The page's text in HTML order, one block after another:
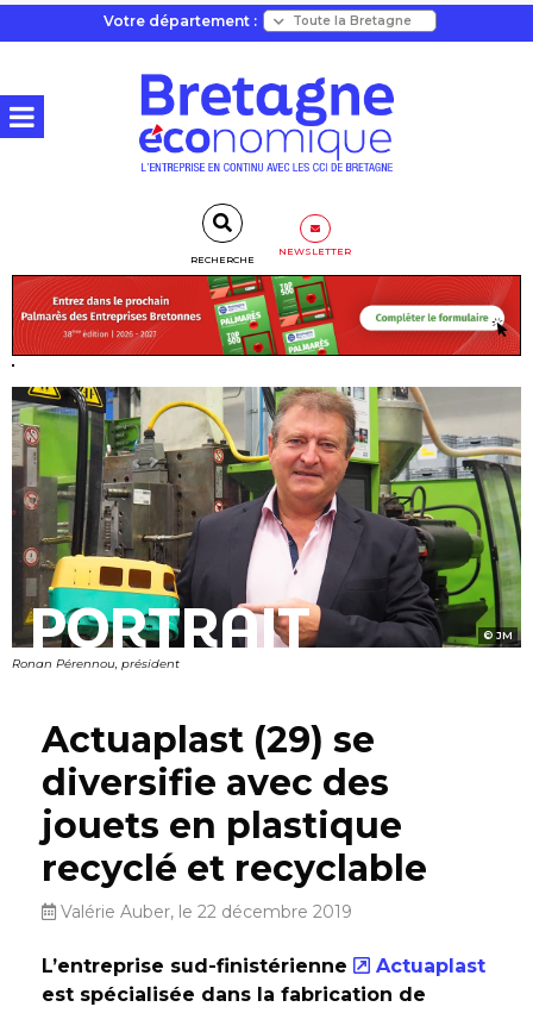
Votre département :
RECHERCHE
NEWSLETTER
PORTRAIT JM
Ronan Pérennou, président
Actuaplast (29) se
diversifie avec des
jouets en plastique
recyclé et recyclable
Valérie Auber, le 22 décembre 2019
L’entreprise sud-finistérienne
Actuaplast
est spécialisée dans la fabrication de